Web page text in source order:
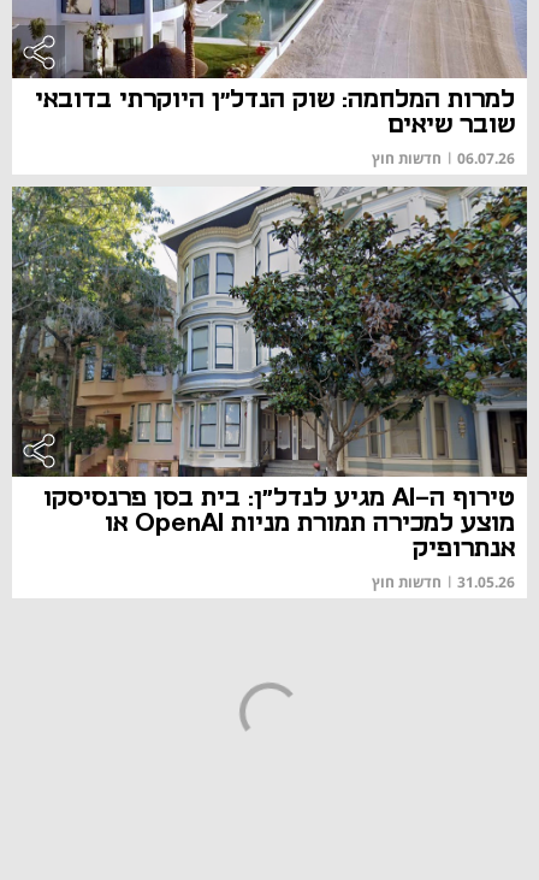
למרות המלחמה: שוק הנדל״ן היוקרתי בדובאי
שובר שיאים
06.07.26
| חדשות חוץ
טירוף ה-AI מגיע לנדל"ן: בית בסן פרנסיסקו
מוצע למכירה תמורת מניות OpenAI או
אנתרופיק
31.05.26
| חדשות חוץ